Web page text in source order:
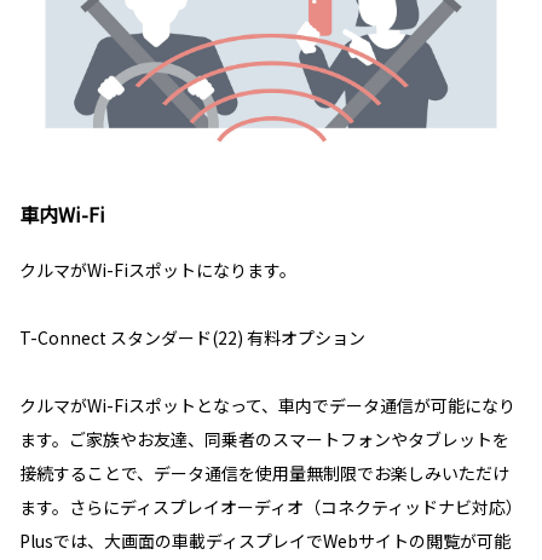
車内Wi-Fi
クルマがWi-Fiスポットになります。
T-Connect スタンダード(22) 有料オプション
クルマがWi-Fiスポットとなって、車内でデータ通信が可能になり
ます。ご家族やお友達、同乗者のスマートフォンやタブレットを
接続することで、データ通信を使用量無制限でお楽しみいただけ
ます。さらにディスプレイオーディオ（コネクティッドナビ対応）
Plusでは、大画面の車載ディスプレイでWebサイトの閲覧が可能